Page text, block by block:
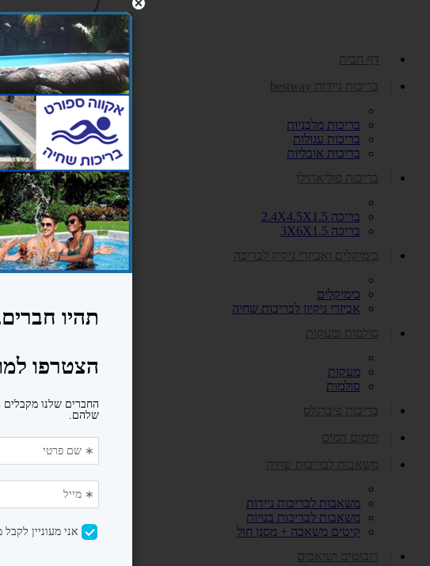
דף הבית
בריכות ניידות bestway
בריכות מלבניות
בריכות עגולות
בריכות אובליות
בריכות פוליאתילן
בריכה 2.4X4.5X1.5
בריכה 3X6X1.5
כימיקלים ואביזרי ניקיון לבריכה
כימיקלים
אביזרי ניקיון לבריכות שחיה
סולמות ומעקות
מעקות
סולמות
בריכות פיברגלס
חימום המים
משאבות לבריכות שחיה
משאבות לבריכות ניידות
משאבות לבריכות בנויות
קיטים משאבה + מסנן חול
רובוטים ושואבים